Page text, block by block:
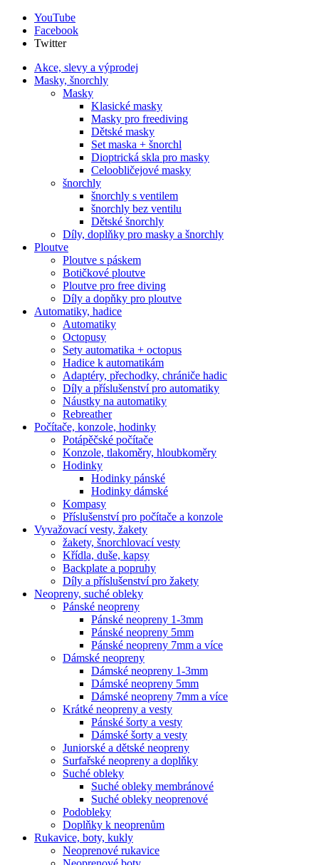
YouTube
Facebook
Twitter
Akce, slevy a výprodej
Masky, šnorchly
Masky
Klasické masky
Masky pro freediving
Dětské masky
Set maska + šnorchl
Dioptrická skla pro masky
Celoobličejové masky
šnorchly
šnorchly s ventilem
šnorchly bez ventilu
Dětské šnorchly
Díly, doplňky pro masky a šnorchly
Ploutve
Ploutve s páskem
Botičkové ploutve
Ploutve pro free diving
Díly a dopňky pro ploutve
Automatiky, hadice
Automatiky
Octopusy
Sety automatika + octopus
Hadice k automatikám
Adaptéry, přechodky, chrániče hadic
Díly a příslušenství pro automatiky
Náustky na automatiky
Rebreather
Počítače, konzole, hodinky
Potápěčské počítače
Konzole, tlakoměry, hloubkoměry
Hodinky
Hodinky pánské
Hodinky dámské
Kompasy
Příslušenství pro počítače a konzole
Vyvažovací vesty, žakety
žakety, šnorchlovací vesty
Křídla, duše, kapsy
Backplate a popruhy
Díly a příslušenství pro žakety
Neopreny, suché obleky
Pánské neopreny
Pánské neopreny 1-3mm
Pánské neopreny 5mm
Pánské neopreny 7mm a více
Dámské neopreny
Dámské neopreny 1-3mm
Dámské neopreny 5mm
Dámské neopreny 7mm a více
Krátké neopreny a vesty
Pánské šorty a vesty
Dámské šorty a vesty
Juniorské a dětské neopreny
Surfařské neopreny a doplňky
Suché obleky
Suché obleky membránové
Suché obleky neoprenové
Podobleky
Doplňky k neoprenům
Rukavice, boty, kukly
Neoprenové rukavice